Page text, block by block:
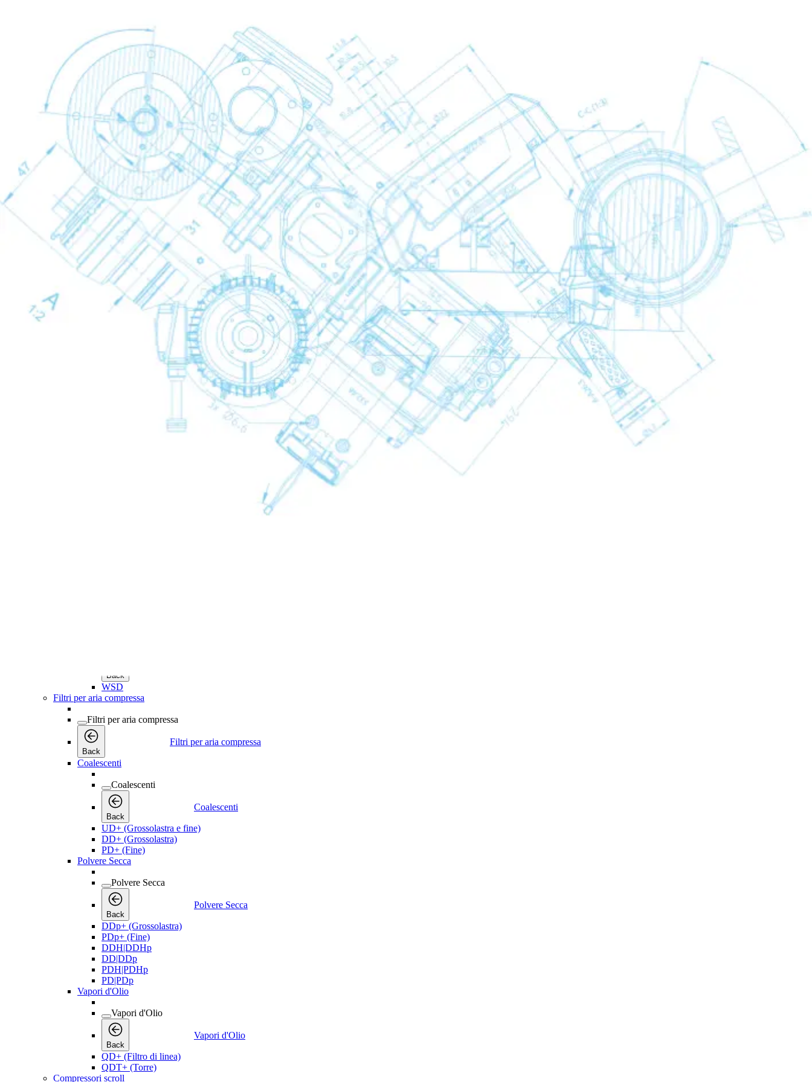
Back
Essiccatori a refrigerazione
Essiccatori ad adsorbimento
Essiccatori ad adsorbimento
Back
Essiccatori ad adsorbimento
CD
CD+
Essiccatori a membrana
Essiccatori a membrana
Back
Essiccatori a membrana
SMD
Trattamento della condensa
Trattamento della condensa
Trattamento della condensa
Scaricatori meccanici
Scaricatori meccanici
Scaricatori temporizzati
Back
WSD
Filtri per aria compressa
Filtri per aria compressa
Back
Filtri per aria compressa
Coalescenti
Coalescenti
Back
Coalescenti
UD+ (Grossolastra e fine)
DD+ (Grossolastra)
PD+ (Fine)
Polvere Secca
Polvere Secca
Back
Polvere Secca
DDp+ (Grossolastra)
PDp+ (Fine)
DDH|DDHp
DD|DDp
PDH|PDHp
PD|PDp
Vapori d'Olio
Vapori d'Olio
Back
Vapori d'Olio
QD+ (Filtro di linea)
QDT+ (Torre)
Compressori scroll